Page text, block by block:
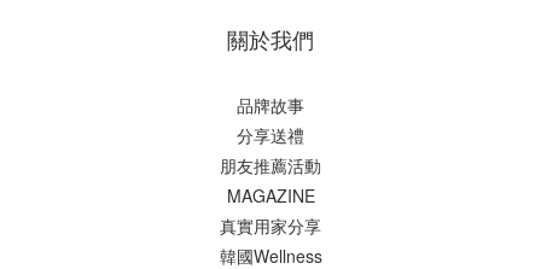
關於我們
品牌故事
分享送禮
朋友推薦活動
MAGAZINE
真實用家分享
韓國Wellness